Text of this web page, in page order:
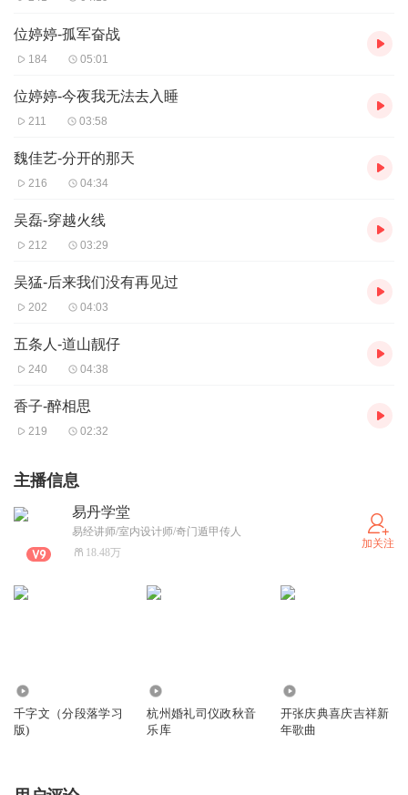
位婷婷-孤军奋战
184 05:01
位婷婷-今夜我无法去入睡
211 03:58
魏佳艺-分开的那天
216 04:34
吴磊-穿越火线
212 03:29
吴猛-后来我们没有再见过
202 04:03
五条人-道山靓仔
240 04:38
香子-醉相思
219 02:32
主播信息
易丹学堂
易经讲师/室内设计师/奇门遁甲传人
18.48万
加关注
千字文（分段落学习
版)
杭州婚礼司仪政秋音
乐库
开张庆典喜庆吉祥新
年歌曲